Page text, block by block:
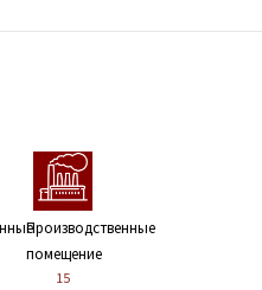
Производственные
помещение
15